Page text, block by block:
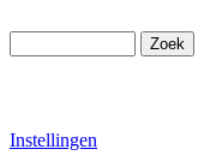
Instellingen